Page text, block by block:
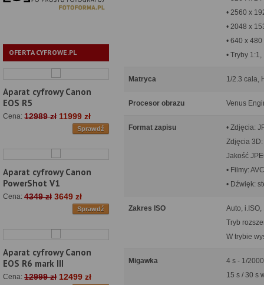
OFERTA CYFROWE.PL
Aparat cyfrowy Canon
EOS R5
Cena: 12989 zł 11999 zł
Sprawdź
Aparat cyfrowy Canon
PowerShot V1
Cena: 4349 zł 3649 zł
Sprawdź
Aparat cyfrowy Canon
EOS R6 mark III
Cena: 12999 zł 12499 zł
• 2560 x
• 2048 x
• 640 x 480
• Tryby
Matryca 1/2.3 cala,
Procesor obrazu Venus
Format zapisu
• Zdjęcia:
Zdjęcia 3D:
Jakość
• Filmy:
• Dźwięk:
Zakres ISO
Auto,
Tryb
W trybie
Migawka
4 s - 1/
15 s / 30 s